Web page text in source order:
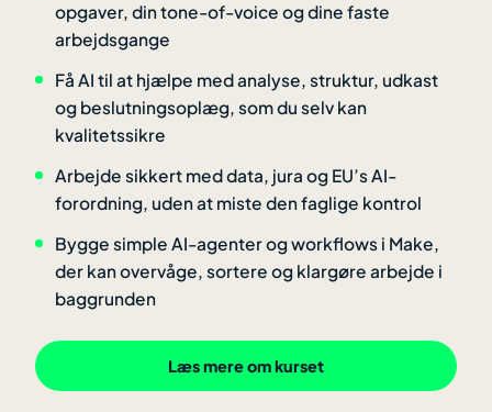
opgaver, din tone-of-voice og dine faste
arbejdsgange
Få AI til at hjælpe med analyse, struktur, udkast
og beslutningsoplæg, som du selv kan
kvalitetssikre
Arbejde sikkert med data, jura og EU’s AI-
forordning, uden at miste den faglige kontrol
Bygge simple AI-agenter og workflows i Make,
der kan overvåge, sortere og klargøre arbejde i
baggrunden
Læs mere om kurset